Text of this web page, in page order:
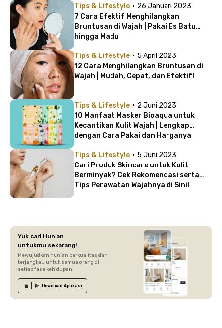
Tips & Lifestyle · 26 Januari 2023
7 Cara Efektif Menghilangkan
Bruntusan di Wajah | Pakai Es Batu
hingga Madu
Tips & Lifestyle · 5 April 2023
12 Cara Menghilangkan Bruntusan di
Wajah | Mudah, Cepat, dan Efektif!
Tips & Lifestyle · 2 Juni 2023
10 Manfaat Masker Bioaqua untuk
Kecantikan Kulit Wajah | Lengkap
dengan Cara Pakai dan Harganya
Tips & Lifestyle · 5 Juni 2023
Cari Produk Skincare untuk Kulit
Berminyak? Cek Rekomendasi serta
Tips Perawatan Wajahnya di Sini!
Yuk cari Hunian
untukmu sekarang!
Mewujudkan hunian berkualitas dan
terjangkau untuk semua orang di
setiap fase kehidupan.
Download Aplikasi